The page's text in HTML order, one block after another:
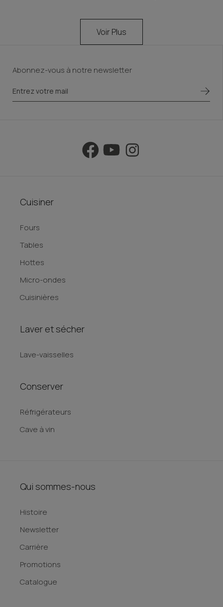
Voir Plus
Abonnez-vous à notre newsletter
Cuisiner
Fours
Tables
Hottes
Micro-ondes
Cuisinières
Laver et sécher
Lave-vaisselles
Conserver
Réfrigérateurs
Cave à vin
Qui sommes-nous
Histoire
Newsletter
Carrière
Promotions
Catalogue